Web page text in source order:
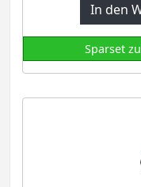
In den
Sparset